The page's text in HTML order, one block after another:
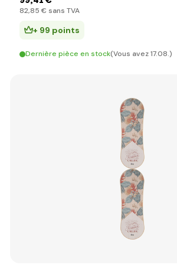
82,85 € sans TVA
+ 99 points
Dernière pièce en stock(Vous avez 17.08.)